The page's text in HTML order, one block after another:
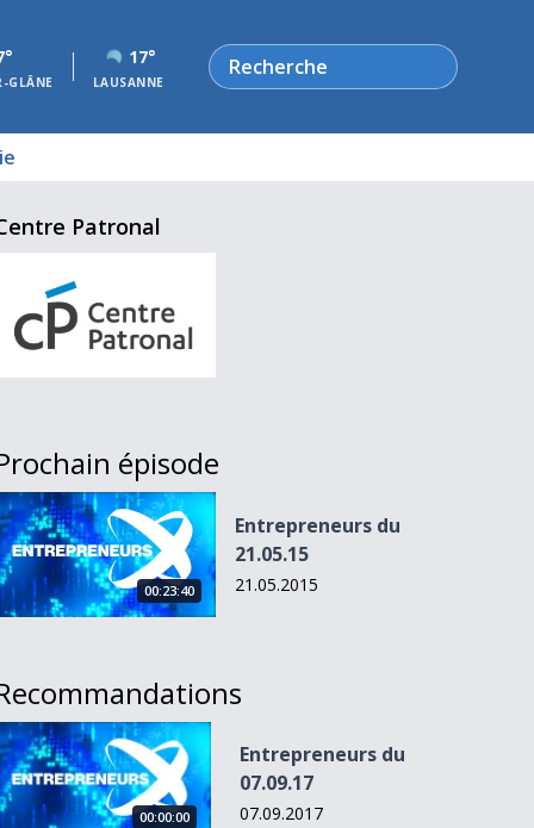
GLÂNE
17°
LAUSANNE
Rechercher
Patronal
épisode
du 21.05.15
00:23:40
Entrepreneurs du
21.05.15
21.05.2015
du 07.09.17
00:00:00
Entrepreneurs du
07.09.17
07.09.2017